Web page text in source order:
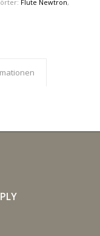
Flute Newtron,